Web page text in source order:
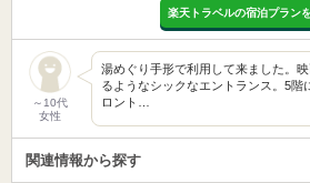
楽天トラベルの宿泊プラン
～10代
女性
湯めぐり手形で利用して来ました。
るようなシックなエントランス。5階
ロント…
関連情報から探す